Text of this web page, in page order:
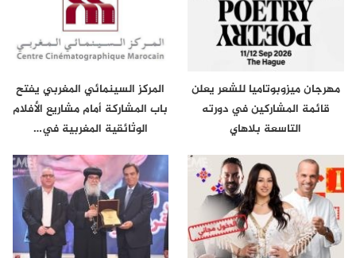
مهرجان ميزوبوتاميا للشعر يعلن
قائمة المشاركين في دورته
التاسعة بلاهاي
المركز السينمائي المغربي يفتح
باب المشاركة أمام مشاريع الأفلام
الوثائقية المغربية في…